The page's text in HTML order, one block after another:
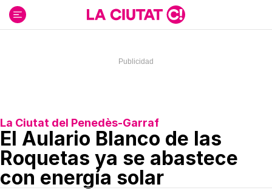
contenido
La Ciutat del Penedès-Garraf
El Aulario Blanco de las
Roquetas ya se abastece
con energía solar